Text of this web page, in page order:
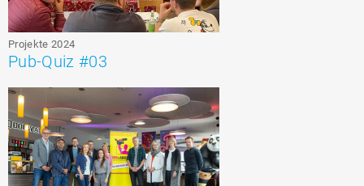
Projekte 2024
Pub-Quiz #03